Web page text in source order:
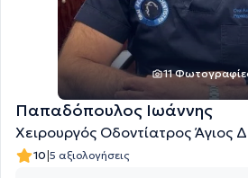
11
Παπαδόπουλος Ιωάννης
Χειρουργός Οδοντίατρος Άγιος
10|5 αξιολογήσεις